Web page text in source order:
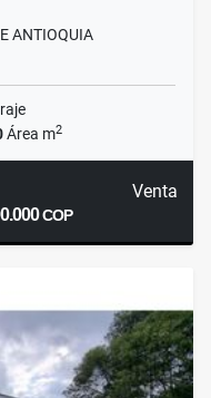
ANTIOQUIA
Área m2
Venta
COP